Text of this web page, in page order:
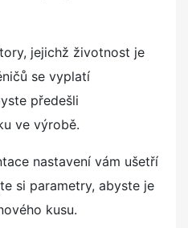
jejichž životnost je
se vyplatí
předešli
ve výrobě.
nastavení vám ušetří
si parametry, abyste je
kusu.